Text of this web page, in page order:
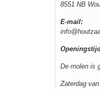
8551 NB
E-mail:
De molen is
Zaterdag